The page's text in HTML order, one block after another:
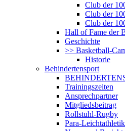
Club der
Club der
Club der
Hall of Fame der
Geschichte
>> Basketball-
Historie
Behindertensport
Trainingszeiten
Ansprechpartner
Mitgliedsbeitrag
Rollstuhl-Rugby
Para-Leichtathletik